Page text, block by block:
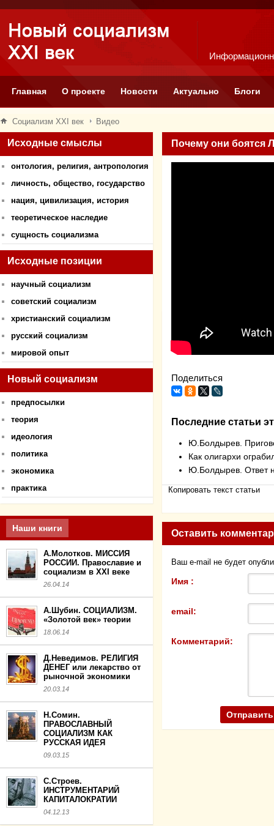
Главная О проекте Новости Актуально Блоги
Социализм XXI век Видео
Исходные смыслы
онтология, религия, антропология
личность, общество, государство
нация, цивилизация, история
теоретическое наследие
сущность социализма
Исходные позиции
научный социализм
советский социализм
христианский социализм
русский социализм
мировой опыт
Новый социализм
предпосылки
теория
идеология
политика
экономика
практика
Наши книги
А.Молотков. МИССИЯ
РОССИИ. Православие и
социализм в XXI веке
26.04.14
А.Шубин. СОЦИАЛИЗМ.
«Золотой век» теории
18.06.14
Д.Неведимов. РЕЛИГИЯ
ДЕНЕГ или лекарство от
рыночной экономики
20.03.14
Н.Сомин.
ПРАВОСЛАВНЫЙ
СОЦИАЛИЗМ КАК
РУССКАЯ ИДЕЯ
09.03.15
С.Строев.
ИНСТРУМЕНТАРИЙ
КАПИТАЛОКРАТИИ
04.12.13
Почему они боятся
Поделиться
Последние статьи
Ю.Болдырев.
Как олигархи
Ю.Болдырев. Ответ
Копировать текст статьи
Оставить
Ваш e-mail не будет
Имя :
email:
Комментарий: